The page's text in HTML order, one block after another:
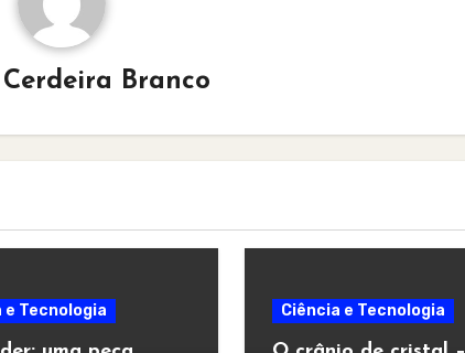
Cerdeira Branco
e Tecnologia Ciência e Tecnologia